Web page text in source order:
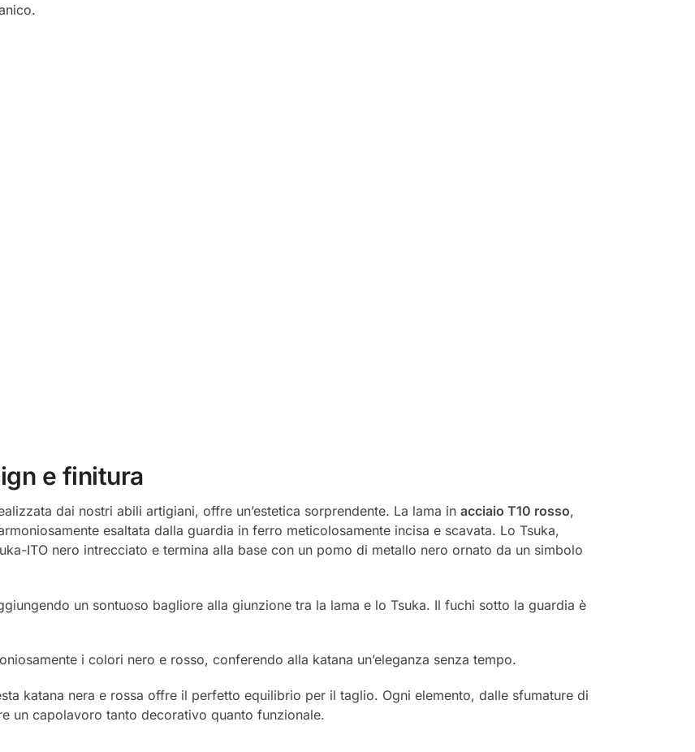
e finitura
dai nostri abili artigiani, offre un’estetica sorprendente. La lama in acciaio T10 rosso,
esaltata dalla guardia in ferro meticolosamente incisa e scavata. Lo Tsuka,
ITO nero intrecciato e termina alla base con un pomo di metallo nero ornato da un simbolo
un sontuoso bagliore alla giunzione tra la lama e lo Tsuka. Il fuchi sotto la guardia è
i colori nero e rosso, conferendo alla katana un’eleganza senza tempo.
katana nera e rossa offre il perfetto equilibrio per il taglio. Ogni elemento, dalle sfumature di
un capolavoro tanto decorativo quanto funzionale.